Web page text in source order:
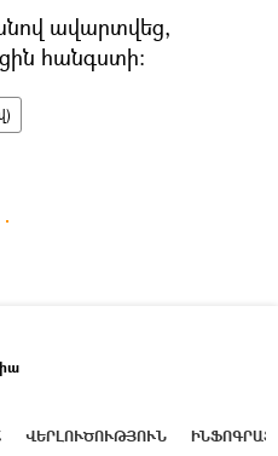
ավարտվեց,
հանգստի։
ՎԵՐԼՈՒԾՈՒԹՅՈՒՆ